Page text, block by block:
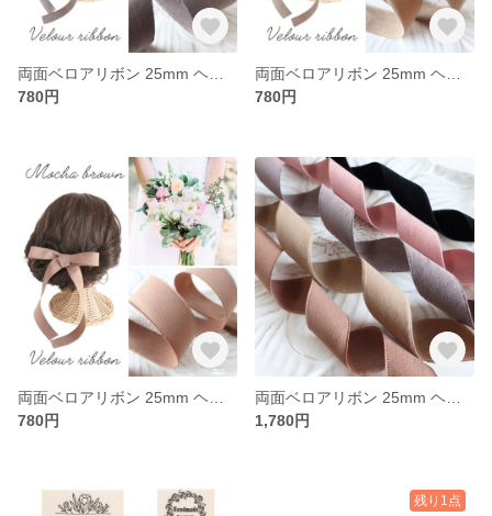
780円
780円
780円
1,780円
残り1点